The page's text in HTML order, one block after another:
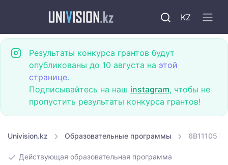
KZ
Результаты конкурса грантов будут
опубликованы до 10 августа на этой
странице.
Подписывайтесь на наш instagram, чтобы не
пропустить результаты конкурса грантов!
Univision.kz Образовательные программы 6B11105
Действующая образовательная программа